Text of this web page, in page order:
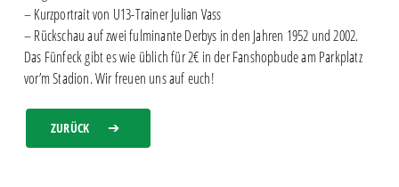
– Kurzportrait von U13-Trainer Julian Vass
– Rückschau auf zwei fulminante Derbys in den Jahren 1952 und 2002.
Das Fünfeck gibt es wie üblich für 2€ in der Fanshopbude am Parkplatz
vor’m Stadion. Wir freuen uns auf euch!
ZURÜCK